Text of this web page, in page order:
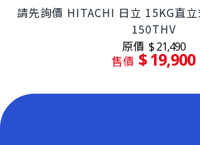
請先詢價 HITACHI 日立 15KG直
150THV
原價 $ 21,490
售價 $ 19,900